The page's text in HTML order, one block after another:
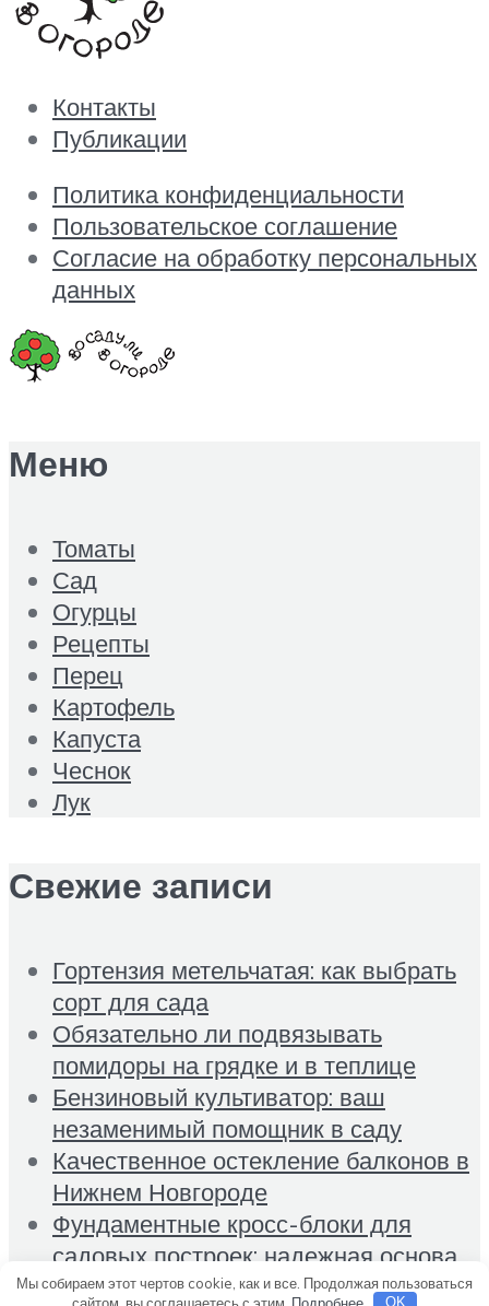
Контакты
Публикации
Политика конфиденциальности
Пользовательское соглашение
Согласие на обработку персональных
данных
Меню
Томаты
Сад
Огурцы
Рецепты
Перец
Картофель
Капуста
Чеснок
Лук
Свежие записи
Гортензия метельчатая: как выбрать
сорт для сада
Обязательно ли подвязывать
помидоры на грядке и в теплице
Бензиновый культиватор: ваш
незаменимый помощник в саду
Качественное остекление балконов в
Нижнем Новгороде
Фундаментные кросс-блоки для
садовых построек: надежная основа
для теплиц и беседок
Мы собираем этот чертов cookie, как и все. Продолжая пользоваться
сайтом, вы соглашаетесь с этим. Подробнее OK